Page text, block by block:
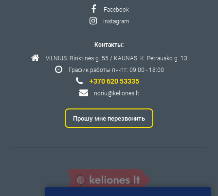
Facebook
Instagram
Контакты:
VILNIUS: Rinktinės g. 55 / KAUNAS: K. Petrausko g. 13
График работы пн-пт: 09:00 - 18:00
+370 620 53335
noriu@keliones.lt
Прошу мне перезвонить